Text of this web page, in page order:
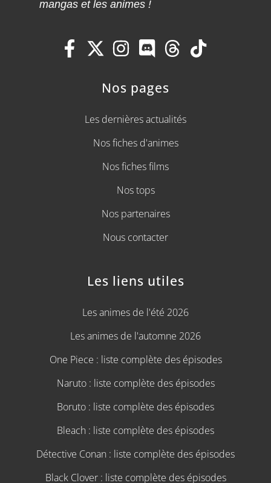
mangas et les animes !
Nos pages
Les dernières actualités
Nos fiches d'animes
Nos fiches films
Nos tops
Nos partenaires
Nous contacter
Les liens utiles
Les animes de l'été 2026
Les animes de l'automne 2026
One Piece : liste complète des épisodes
Naruto : liste complète des épisodes
Boruto : liste complète des épisodes
Bleach : liste complète des épisodes
Détective Conan : liste complète des épisodes
Black Clover : liste complète des épisodes